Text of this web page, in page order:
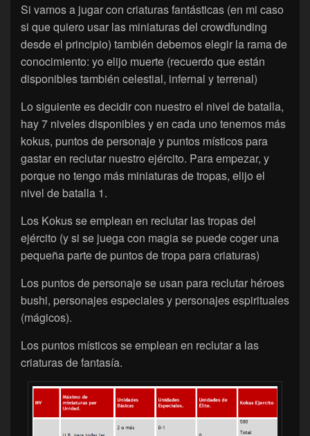
Si vamos a jugar con criaturas fantásticas (en mi caso
si que quiero usar las miniaturas del crowdfunding
desde el principio) también debemos elegir la rama de
conocimiento: yo elijo muerte (recuerdo que están
disponibles también celestial, infernal y terrenal)
Lo siguiente es decidir con nuestro el nivel de batalla,
hay 7 niveles disponibles y en cada uno tenemos más
kokus, puntos de personaje y puntos místicos para
gastar en reclutar nuestro ejército. Para empezar, y
porque no tengo más miniaturas de tropas, elijo el
nivel de batalla 1.
Los Kokus se emplean en reclutar las tropas del
ejército (y si se juega con magia se puede coger una
pequeña parte de puntos de tropa para criaturas)
Los puntos de personaje se usan para reclutar héroes
bushi, personajes especiales y personajes espirituales
(mágicos).
Los puntos místicos se emplean en reclutar a las
criaturas de fantasía.